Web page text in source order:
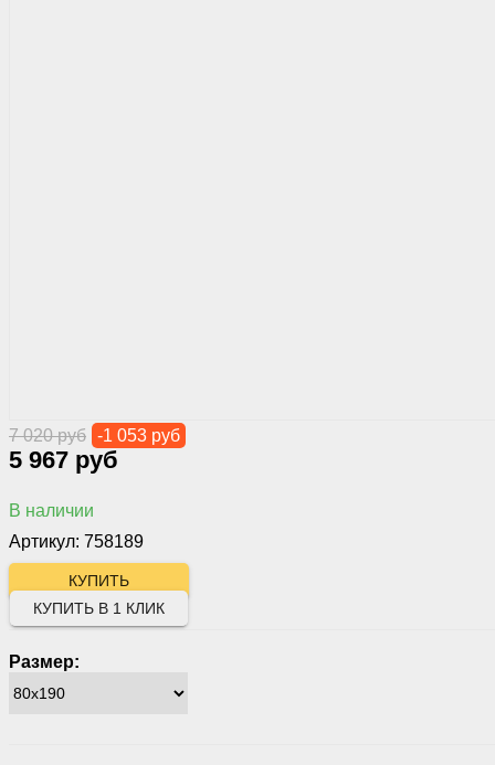
7 020 руб -1 053 руб
5 967 руб
В наличии
Артикул: 758189
Размер:
КУПИТЬ В 1 КЛИК